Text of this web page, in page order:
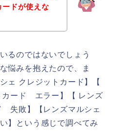
ードが使えな
るのではないでしょう
悩みを抱えたので、ま
ェ クレジットカード】【
カード エラー】【 レンズ
失敗】【レンズマルシェ
】という感じで調べてみ